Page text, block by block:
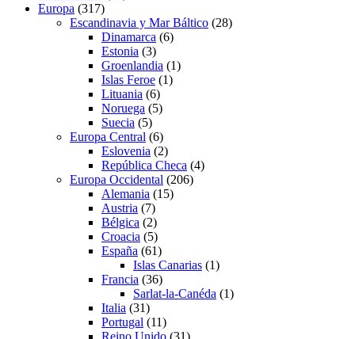
Europa (317)
Escandinavia y Mar Báltico (28)
Dinamarca (6)
Estonia (3)
Groenlandia (1)
Islas Feroe (1)
Lituania (6)
Noruega (5)
Suecia (5)
Europa Central (6)
Eslovenia (2)
República Checa (4)
Europa Occidental (206)
Alemania (15)
Austria (7)
Bélgica (2)
Croacia (5)
España (61)
Islas Canarias (1)
Francia (36)
Sarlat-la-Canéda (1)
Italia (31)
Portugal (11)
Reino Unido (31)